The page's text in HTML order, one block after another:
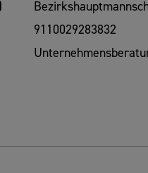
9110029283832